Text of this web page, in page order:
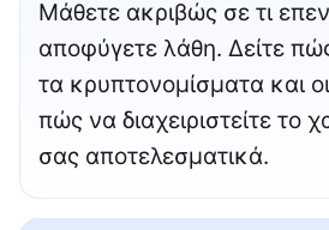
Μάθετε ακριβώς σε τι
αποφύγετε λάθη. Δείτε
τα κρυπτονομίσματα και
πώς να διαχειριστείτε το
σας αποτελεσματικά.